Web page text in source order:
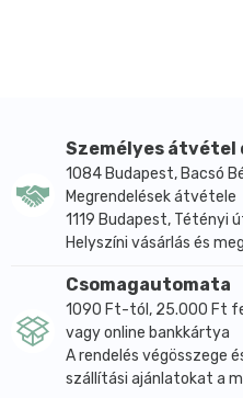
teszi a hajat, megelőzi a
hajhullást.
A Resorcinol gondoskodik
létrehozásáról.
A napraforgó-kivonat
megelőzi az UV hatásnak
A henna fényessé teszi a
színez, táplál és gyógyít,
anyagokkal vegyítik, e
eltörpülhetnek az okozott
Személyes átvétel
1084 Budapest, Bacsó
Megrendelések átvétele
1119 Budapest, Tétényi
Helyszíni vásárlás és
Csomagautomata
1090 Ft-tól, 25.000 Ft
vagy online bankkártya
A rendelés végösszege
szállítási ajánlatokat a